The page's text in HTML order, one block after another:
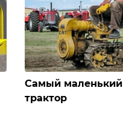
Самый
трактор